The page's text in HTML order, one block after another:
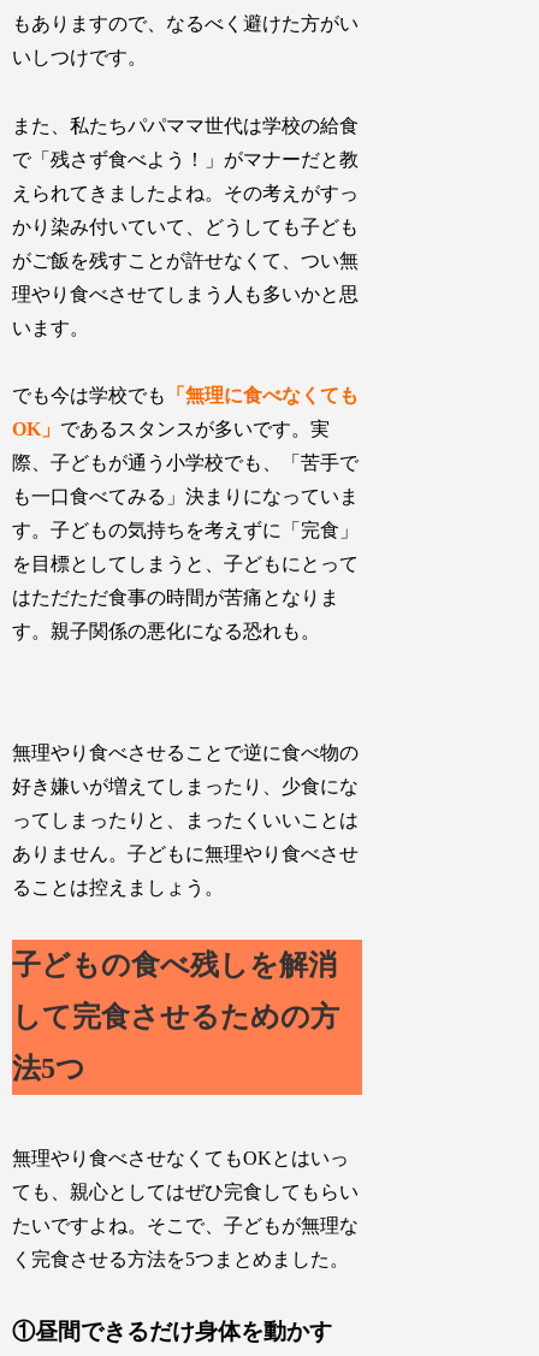
もありますので、なるべく避けた方がい
いしつけです。
また、私たちパパママ世代は学校の給食
で「残さず食べよう！」がマナーだと教
えられてきましたよね。その考えがすっ
かり染み付いていて、どうしても子ども
がご飯を残すことが許せなくて、つい無
理やり食べさせてしまう人も多いかと思
います。
でも今は学校でも
「無理に食べなくても
OK」 であるスタンスが多いです。実
際、子どもが通う小学校でも、「苦手で
も一口食べてみる」決まりになっていま
す。子どもの気持ちを考えずに「完食」
を目標としてしまうと、子どもにとって
はただただ食事の時間が苦痛となりま
す。親子関係の悪化になる恐れも。
無理やり食べさせることで逆に食べ物の
好き嫌いが増えてしまったり、少食にな
ってしまったりと、まったくいいことは
ありません。子どもに無理やり食べさせ
ることは控えましょう。
子どもの食べ残しを解消
して完食させるための方
法5つ
無理やり食べさせなくてもOKとはいっ
ても、親心としてはぜひ完食してもらい
たいですよね。そこで、子どもが無理な
く完食させる方法を5つまとめました。
①昼間できるだけ身体を動かす